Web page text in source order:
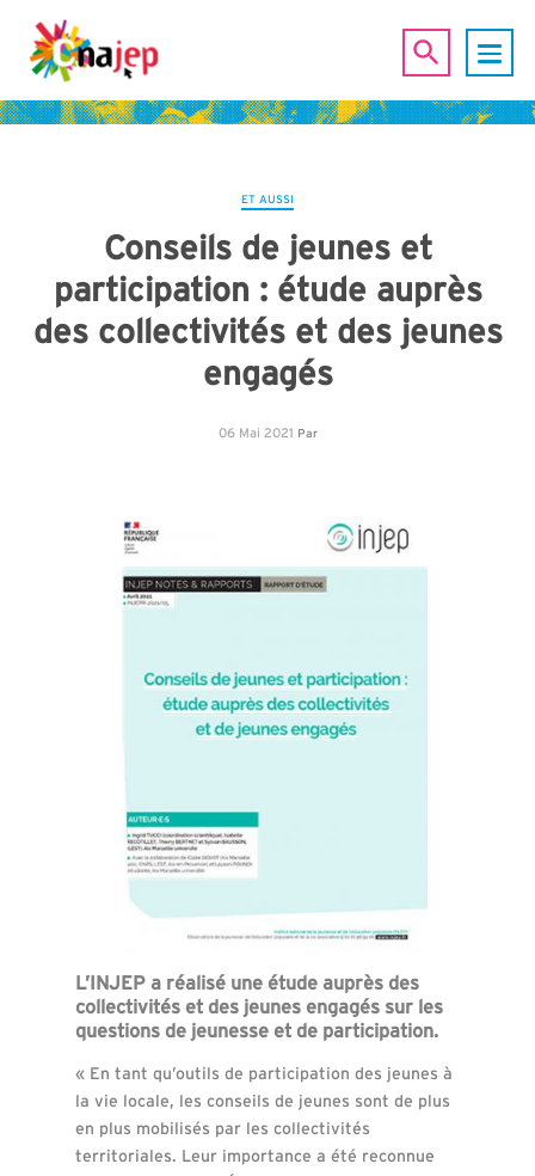
ET AUSSI
Conseils de jeunes et
participation : étude auprès
des collectivités et des jeunes
engagés
06 Mai 2021 Par
L’INJEP a réalisé une étude auprès des
collectivités et des jeunes engagés sur les
questions de jeunesse et de participation.
« En tant qu’outils de participation des jeunes à
la vie locale, les conseils de jeunes sont de plus
en plus mobilisés par les collectivités
territoriales. Leur importance a été reconnue